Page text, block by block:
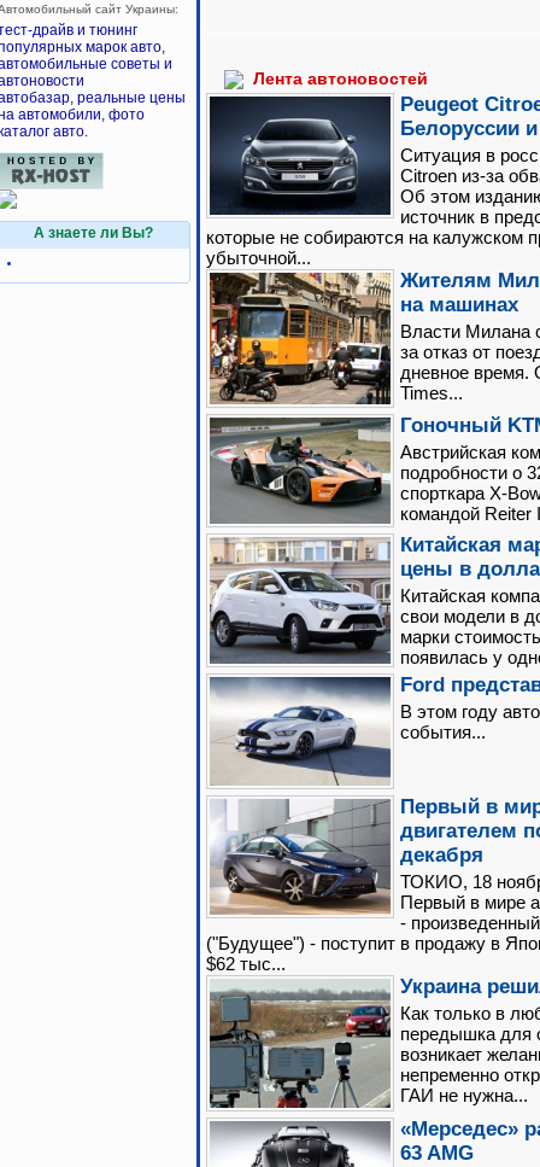
сайт Украины:
драйв и тюнинг
марок авто,
советы и
реальные цены
автомобили, фото
авто.
А знаете ли Вы?
Лента автоновостей
Peugeot
Белоруссии и
Ситуация в
Citroen из-за
Об этом
источник в
которые не собираются на калужском
убыточной...
Жителям
на машинах
Власти Милана
за отказ от
дневное время.
Times...
Гоночный
Австрийская
подробности о
спорткара X-
командой Reiter
Китайская
цены в
Китайская
свои модели в
марки
появилась у
Ford
В этом году
события...
Первый в
двигателем
декабря
ТОКИО, 18
Первый в мире
-
("Будущее") - поступит в продажу в
$62 тыс...
Украина
Как только в
передышка для
возникает
непременно
ГАИ не нужна...
«Мерседес»
63 AMG